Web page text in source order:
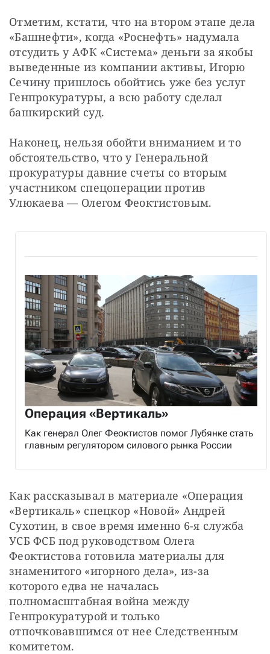
Отметим, кстати, что на втором этапе дела
«Башнефти», когда «Роснефть» надумала
отсудить у АФК «Система» деньги за якобы
выведенные из компании активы, Игорю
Сечину пришлось обойтись уже без услуг
Генпрокуратуры, а всю работу сделал
башкирский суд.
Наконец, нельзя обойти вниманием и то
обстоятельство, что у Генеральной
прокуратуры давние счеты со вторым
участником спецоперации против
Улюкаева — Олегом Феоктистовым.
Операция «Вертикаль»
Как генерал Олег Феоктистов помог Лубянке стать
главным регулятором силового рынка России
Как рассказывал в материале «Операция
«Вертикаль» спецкор «Новой» Андрей
Сухотин, в свое время именно 6-я служба
УСБ ФСБ под руководством Олега
Феоктистова готовила материалы для
знаменитого «игорного дела», из-за
которого едва не началась
полномасштабная война между
Генпрокуратурой и только
отпочковавшимся от нее Следственным
комитетом.